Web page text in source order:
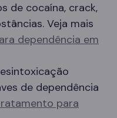
de cocaína, crack,
Veja mais
dependência em
de dependência
para